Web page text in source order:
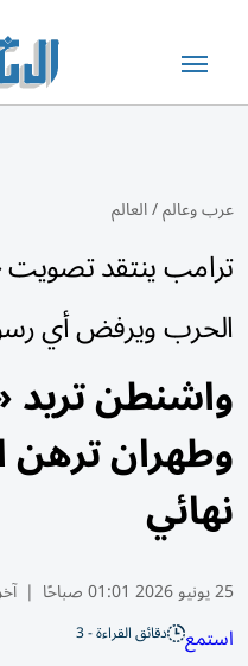
عرب وعالم/العالم
ترامب ينتقد تصويت
الحرب ويرفض أي
واشنطن تريد
وطهران ترهن
نهائي
25 يونيو 2026 01:01 صباحًا |
استمع دقائق القراءة - 3